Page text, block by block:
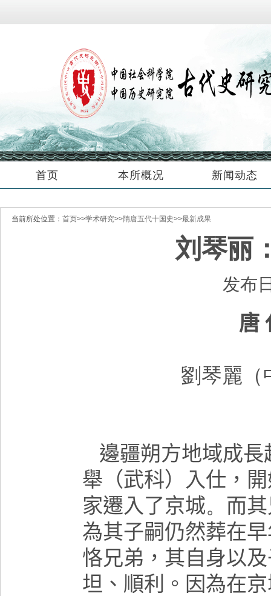
首页 本所概况 新闻动态
当前所处位置： 首页>>学术研究>>隋唐五代十国史>>最新成果
刘琴丽
发布
唐
劉琴麗（
邊疆朔方地域成
舉（武科）入仕，
家遷入了京城。 而
為其子嗣仍然葬在
恪兄弟，其自身以
坦、順利。因為在